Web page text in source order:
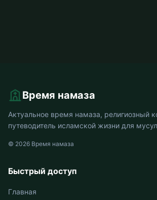
Время намаза
Актуальное время намаза, религиозный
путеводитель исламской жизни для
© 2026 Время намаза
Быстрый доступ
Главная